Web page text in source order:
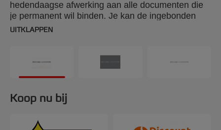
hedendaagse afwerking aan alle documenten die
je permanent wil binden. Je kan de ingebonden
bladzijden 360° omslaan en plat leggen, zodat je
formaat. Aantal stuks per verpakking: 100.
UITKLAPPEN
Koop nu bij